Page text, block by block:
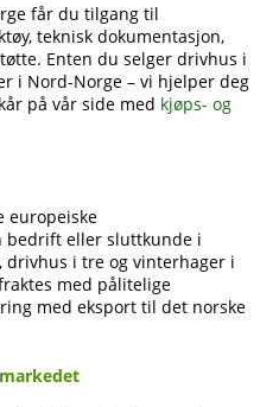
får du tilgang til
teknisk dokumentasjon,
Enten du selger drivhus i
i Nord-Norge – vi hjelper deg
på vår side med kjøps- og
europeiske
bedrift eller sluttkunde i
drivhus i tre og vinterhager i
med pålitelige
med eksport til det norske